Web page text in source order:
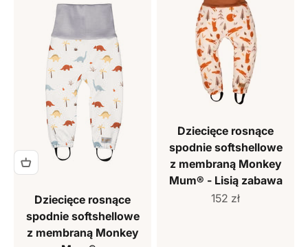
Dziecięce rosnące
spodnie softshellowe
z membraną Monkey
Dziecięce rosnące
spodnie softshellowe
z membraną Monkey
Mum® - Lisią zabawa
Cena sprzedaży
152 zł